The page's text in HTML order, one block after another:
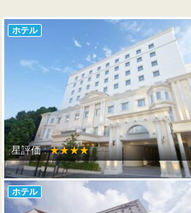
ホテル
星評価 :★★★★
ホテル